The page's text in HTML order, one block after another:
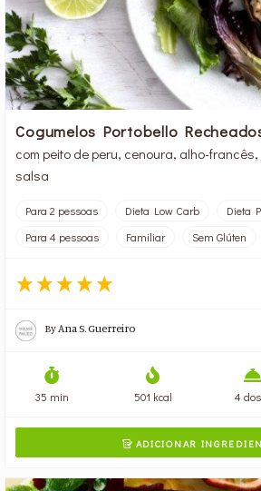
Cogumelos Portobello
com peito de peru, cenoura, alho-
salsa
Para 2 pessoas Dieta Low Carb
Dieta
Para 4 pessoas
Familiar Sem Glúten
By Ana S. Guerreiro
35 min 501 kcal 4
ADICIONAR